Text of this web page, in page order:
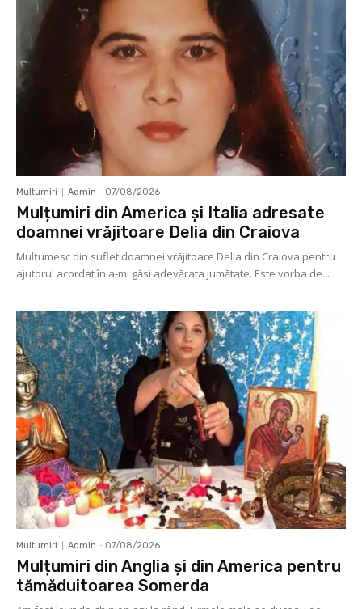
Multumiri Admin - 07/08/2026
Mulțumiri din America și Italia adresate
doamnei vrăjitoare Delia din Craiova
Mulţumesc din suflet doamnei vrăjitoare Delia din Craiova pentru
ajutorul acordat în a-mi găsi adevărata jumătate. Este vorba de...
Multumiri Admin - 07/08/2026
Mulțumiri din Anglia și din America pentru
tămăduitoarea Somerda